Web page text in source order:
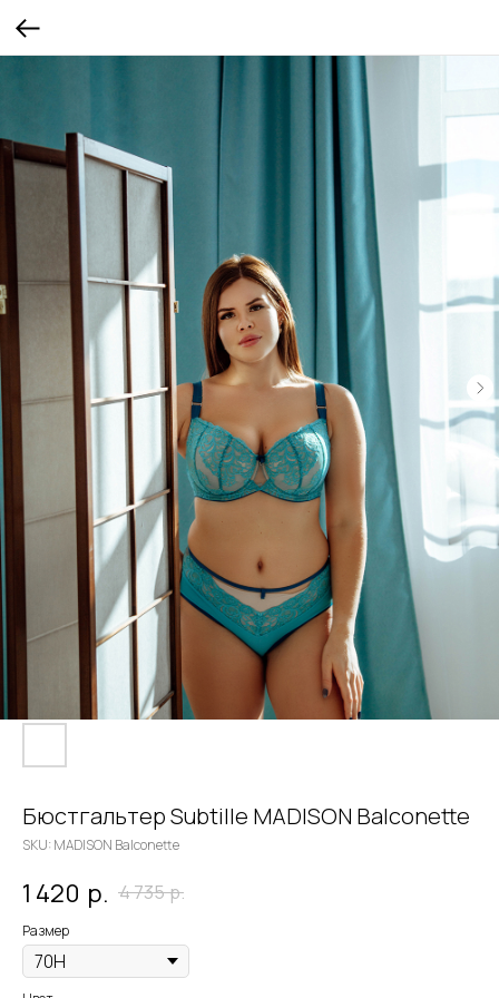
Бюстгальтер Subtille MADISON Balconette
SKU: MADISON Balconette
1 420 р. 4 735р.
Размер